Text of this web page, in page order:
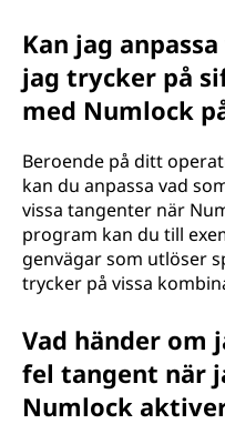
Kan jag
jag trycker på
med Numlock
Beroende på ditt
kan du anpassa vad
vissa tangenter när
program kan du till
genvägar som utlöser
trycker på vissa
Vad händer om
fel tangent när
Numlock